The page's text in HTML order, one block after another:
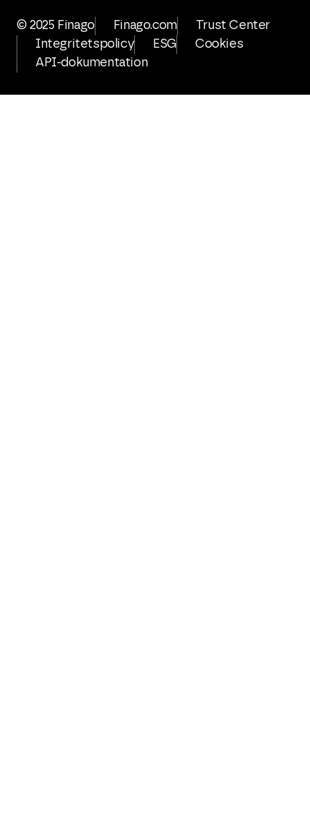
© 2025 Finago Finago.com
Trust Center
Integritetspolicy
ESG
Cookies
API-dokumentation